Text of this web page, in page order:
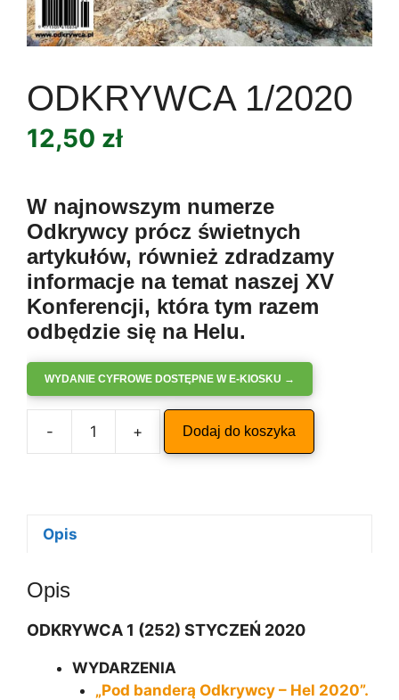
ODKRYWCA 1/2020
12,50 zł
W najnowszym numerze
Odkrywcy prócz świetnych
artykułów, również zdradzamy
informacje na temat naszej XV
Konferencji, która tym razem
odbędzie się na Helu.
WYDANIE CYFROWE DOSTĘPNE W E-KIOSKU →
-
ilość
ODKRYWCA
+ Dodaj do koszyka
i
v
Opis
Opis
ODKRYWCA 1 (252) STYCZEŃ 2020
WYDARZENIA
„Pod banderą Odkrywcy – Hel 2020”.